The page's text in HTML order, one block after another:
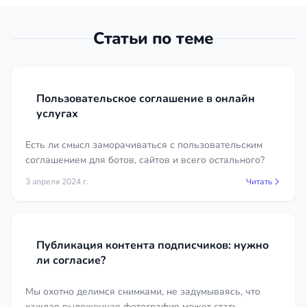
сведения о фактическом использовании
объекта и дату его появления;
при работе с данными — описание
персональных данных.
Сколько стоят услуги в регионе
интеллектуальной собственности зависит от
сложности и объёма задачи — одно дело
совсем другое — выстроить полную систему
Статьи по теме
Пользовательское соглашение в онлайн
услугах
Есть ли смысл заморачиваться с пользовательским
соглашением для ботов, сайтов и всего остального?
3 апреля 2024 г. Читать
Публикация контента подписчиков: нужно
ли согласие?
Мы охотно делимся снимками, не задумываясь, что